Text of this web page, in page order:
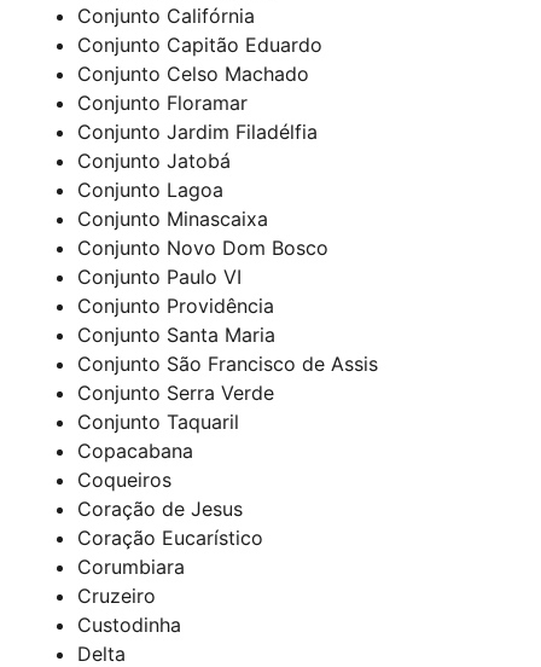
Conjunto Califórnia
Conjunto Capitão Eduardo
Conjunto Celso Machado
Conjunto Floramar
Conjunto Jardim Filadélfia
Conjunto Jatobá
Conjunto Lagoa
Conjunto Minascaixa
Conjunto Novo Dom Bosco
Conjunto Paulo VI
Conjunto Providência
Conjunto Santa Maria
Conjunto São Francisco de Assis
Conjunto Serra Verde
Conjunto Taquaril
Copacabana
Coqueiros
Coração de Jesus
Coração Eucarístico
Corumbiara
Cruzeiro
Custodinha
Delta